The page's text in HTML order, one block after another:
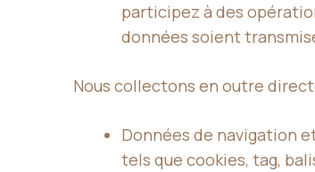
participez à des
données soient
Nous collectons en outre
Données de navigation
tels que cookies, tag,